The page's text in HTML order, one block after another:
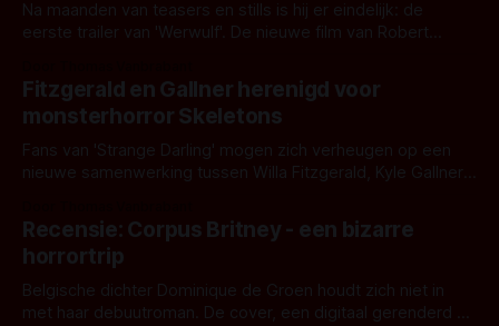
Na maanden van teasers en stills is hij er eindelijk: de
eerste trailer van 'Werwulf'. De nieuwe film van Robert
kille stijl vol folklore en mythe. Het topic deze keer is (kon
het het al raden?)... de weerwolf. Kijk je mee?
Fitzgerald en Gallner herenigd voor
monsterhorror Skeletons
Fans van 'Strange Darling' mogen zich verheugen op een
nieuwe samenwerking tussen Willa Fitzgerald, Kyle Gallner
'Skeletons', een nieuwe creature feature waarvoor de
opnames zijn gestart in Australië.
Recensie: Corpus Britney - een bizarre
horrortrip
Belgische dichter Dominique de Groen houdt zich niet in
met haar debuutroman. De cover, een digitaal gerenderd en